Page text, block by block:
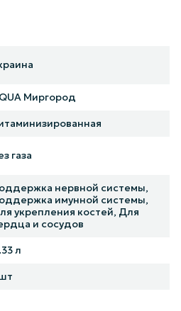
Миргород
газа
нервной системы,
имунной системы,
укрепления костей, Для
и сосудов
л